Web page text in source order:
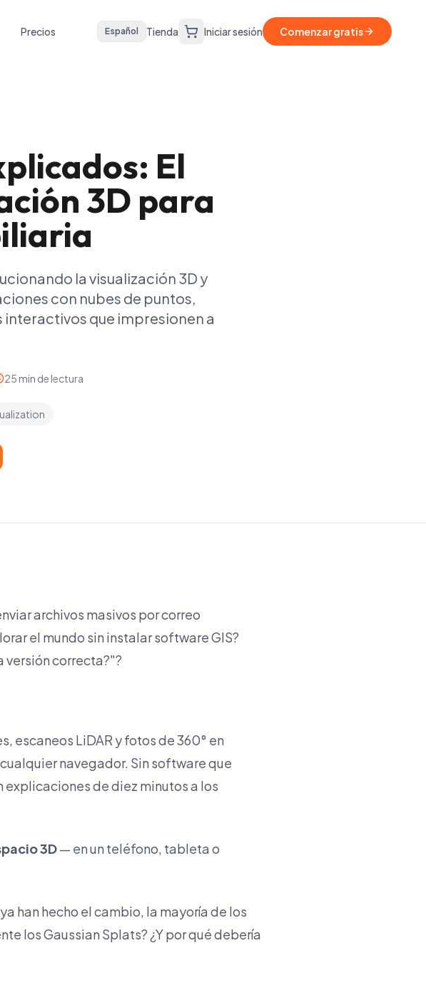
Precios Español Tienda Iniciar sesión Comenzar gratis
El
3D para
la visualización 3D y
con nubes de puntos,
que impresionen a
25 min de lectura
archivos masivos por correo
el mundo sin instalar software GIS?
versión correcta?"?
escaneos LiDAR y fotos de 360° en
navegador. Sin software que
explicaciones de diez minutos a los
3D— en un teléfono, tableta o
han hecho el cambio, la mayoría de los
los Gaussian Splats? ¿Y por qué debería